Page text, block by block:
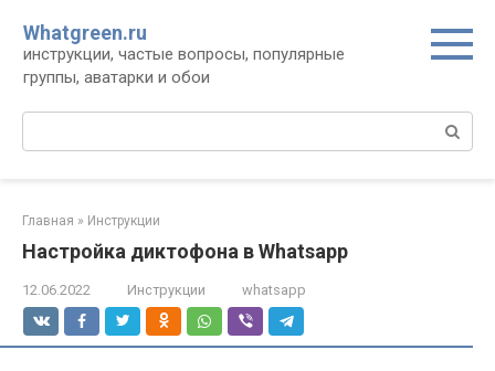
контенту
Whatgreen.ru
инструкции, частые вопросы, популярные
группы, аватарки и обои
Поиск:
Главная » Инструкции
Настройка диктофона в Whatsapp
12.06.2022 Инструкции whatsapp